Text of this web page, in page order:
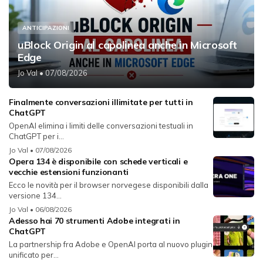
ANTICIPAZIONI
uBlock Origin al capolinea anche in Microsoft
Edge
Jo Val• 07/08/2026
Finalmente conversazioni illimitate per tutti in
ChatGPT
OpenAI elimina i limiti delle conversazioni testuali in
ChatGPT per i...
Jo Val • 07/08/2026
Opera 134 è disponibile con schede verticali e
vecchie estensioni funzionanti
Ecco le novità per il browser norvegese disponibili dalla
versione 134...
Jo Val • 06/08/2026
Adesso hai 70 strumenti Adobe integrati in
ChatGPT
La partnership fra Adobe e OpenAI porta al nuovo plugin
unificato per...